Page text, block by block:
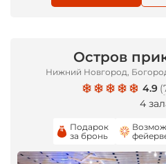
Остров
Нижний Новгород,
4.9 (
4
Подарок
за бронь